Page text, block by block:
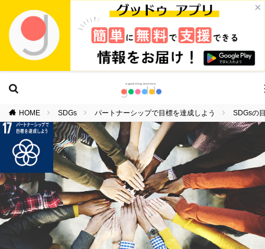
×
HOME SDGs パートナーシップで目標を達成しよう SDGsの